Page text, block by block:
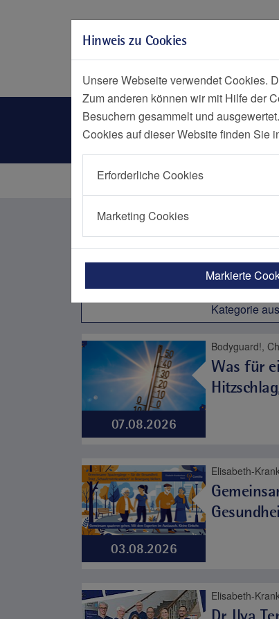
Zum Seitenende springen
Menü Social Media
Nachrichtenliste
Startseite Nachrichten Übersicht
Nachrichten aus dem
Kategorie
07.08.2026
Was für
03.08.2026
Elisabeth-
Dr. Ilva
Hinweis zu Cookies
Unsere Webseite verwendet Cookies.
Zum anderen können wir mit Hilfe der
Besuchern gesammelt und
Cookies auf dieser Website finden Sie
Erforderliche Cookies
Marketing Cookies
Markierte